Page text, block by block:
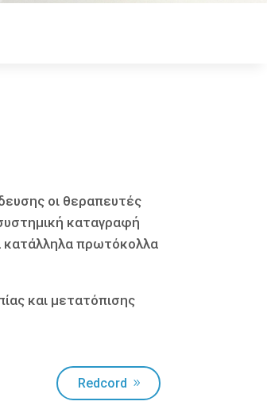
οι θεραπευτές
καταγραφή
κατάλληλα πρωτόκολλα
και μετατόπισης
Redcord